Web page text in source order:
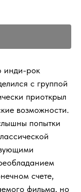
инди-рок
с группой
приоткрыл
возможности.
попытки
счете,
фильма, но